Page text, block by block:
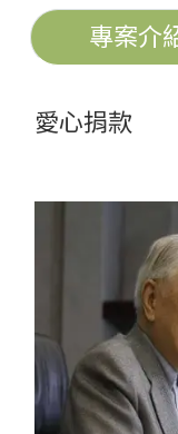
專案介
愛心捐款